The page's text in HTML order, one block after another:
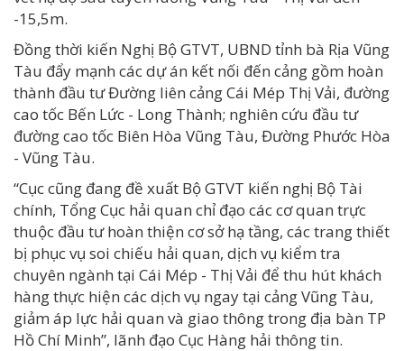
-15,5m.
Đồng thời kiến Nghị Bộ GTVT, UBND tỉnh bà Rịa Vũng
Tàu đẩy mạnh các dự án kết nối đến cảng gồm hoàn
thành đầu tư Đường liên cảng Cái Mép Thị Vải, đường
cao tốc Bến Lức - Long Thành; nghiên cứu đầu tư
đường cao tốc Biên Hòa Vũng Tàu, Đường Phước Hòa
- Vũng Tàu.
“Cục cũng đang đề xuất Bộ GTVT kiến nghị Bộ Tài
chính, Tổng Cục hải quan chỉ đạo các cơ quan trực
thuộc đầu tư hoàn thiện cơ sở hạ tầng, các trang thiết
bị phục vụ soi chiếu hải quan, dịch vụ kiểm tra
chuyên ngành tại Cái Mép - Thị Vải để thu hút khách
hàng thực hiện các dịch vụ ngay tại cảng Vũng Tàu,
giảm áp lực hải quan và giao thông trong địa bàn TP
Hồ Chí Minh”, lãnh đạo Cục Hàng hải thông tin.